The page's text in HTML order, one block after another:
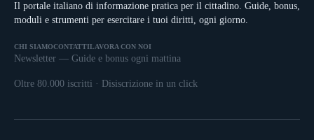
Il portale italiano di informazione pratica per il cittadino. Guide, bonus,
moduli e strumenti per esercitare i tuoi diritti, ogni giorno.
CHI SIAMOCONTATTI LAVORA CON NOI
Newsletter — Guide e bonus ogni mattina
Oltre 80.000 iscritti · Disiscrizione in un click